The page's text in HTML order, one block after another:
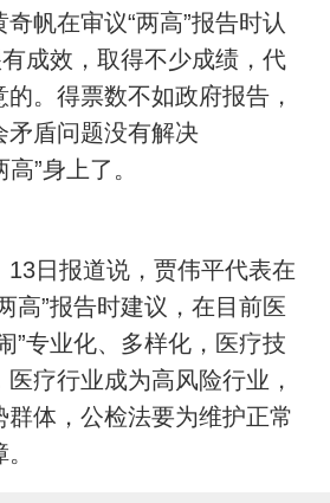
帆在审议“两高”报告时认
有成效，取得不少成绩，代
。得票数不如政府报告，
矛盾问题没有解决
”身上了。
日报道说，贾伟平代表在
高”报告时建议，在目前医
”专业化、多样化，医疗技
疗行业成为高风险行业，
群体，公检法要为维护正常